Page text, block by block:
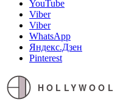
YouTube
Viber
Viber
WhatsApp
Яндекс.Дзен
Pinterest
HOLLYWOOL